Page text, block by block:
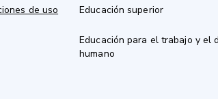
de uso Educación superior
Educación para el trabajo y el
humano